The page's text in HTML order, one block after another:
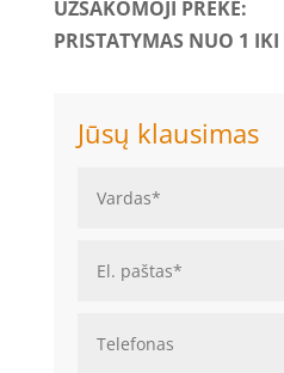
UŽSAKOMOJI PREKĖ:
PRISTATYMAS NUO 1
Jūsų klausimas